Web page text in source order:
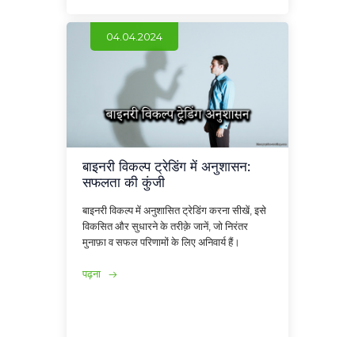
04.04.2024
बाइनरी विकल्प ट्रेडिंग में अनुशासन:
सफलता की कुंजी
बाइनरी विकल्प में अनुशासित ट्रेडिंग करना सीखें, इसे
विकसित और सुधारने के तरीक़े जानें, जो निरंतर
मुनाफ़ा व सफल परिणामों के लिए अनिवार्य हैं।
पढ़ना